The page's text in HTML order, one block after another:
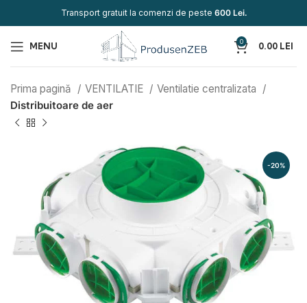
Transport gratuit la comenzi de peste 600 Lei.
MENU 0 0.00 LEI
Prima pagină VENTILATIE
Ventilatie centralizata
Distribuitoare de aer
-20%